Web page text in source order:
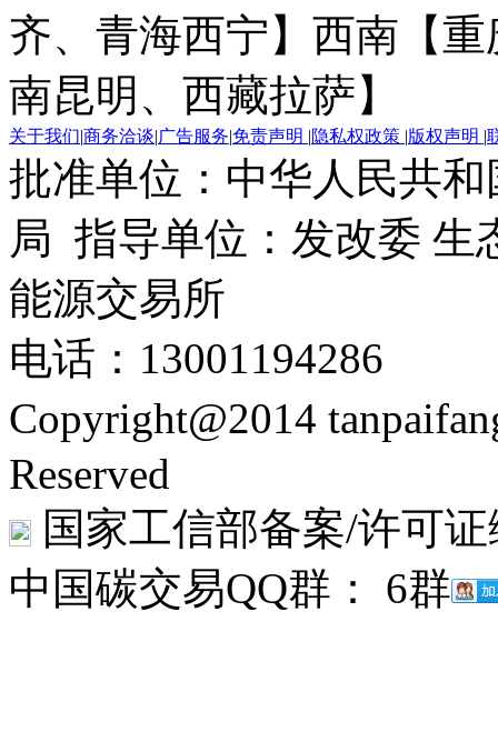
齐、青海西宁】 西南【
南昆明、西藏拉萨】
关于我们|商务洽谈|广告服务|免责声明 |隐私权政策 |版权声明 |
批准单位：中华人民共
局 指导单位：发改委 生
能源交易所
电话：13001194286
Copyright@2014
Reserved
国家工信部备案/许可
中国碳交易QQ群： 6群